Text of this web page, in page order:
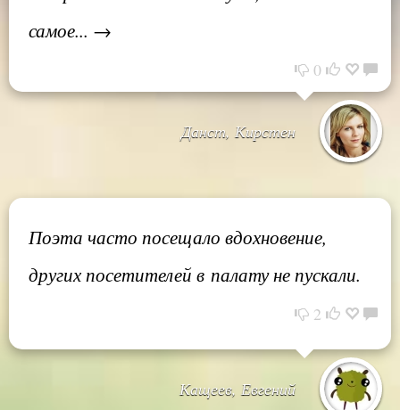
самое... →
0
Данст, Кирстен
Поэта часто посещало вдохновение,
других посетителей в палату не пускали.
2
Кащеев, Евгений